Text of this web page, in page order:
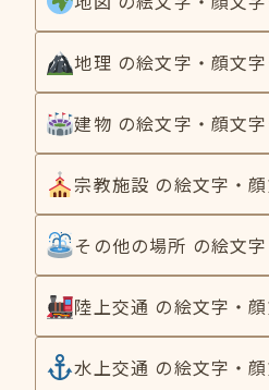
地理 の絵文字・顔文
建物 の絵文字・顔文
宗教施設 の絵文字・
その他の場所 の絵文
陸上交通 の絵文字・
水上交通 の絵文字・